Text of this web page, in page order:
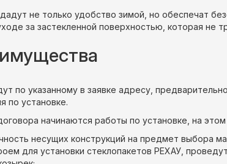
не только удобство зимой, но обеспечат
за застекленной поверхностью, которая
по указанному в заявке адресу,
по установке.
начинаются работы по установке, на
несущих конструкций на предмет выбора
для установки стеклопакетов РЕХАУ,